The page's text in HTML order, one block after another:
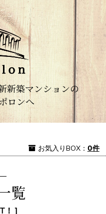
新築マンションの
ロンへ
お気入りBOX： 0件
覧
！ ]